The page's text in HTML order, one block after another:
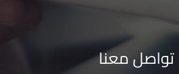
تواصل معنا